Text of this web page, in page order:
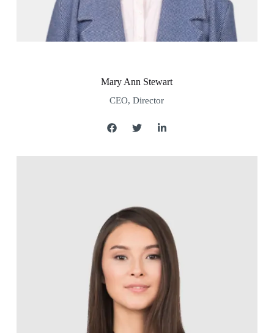
Mary Ann Stewart
CEO, Director